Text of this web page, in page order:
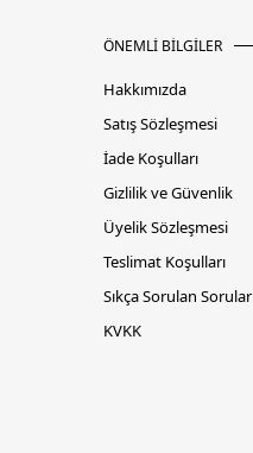
ÖNEMLİ BİLGİLER
Hakkımızda
Satış Sözleşmesi
İade Koşulları
Gizlilik ve Güvenlik
Üyelik Sözleşmesi
Teslimat Koşulları
Sıkça Sorulan Sorular
KVKK